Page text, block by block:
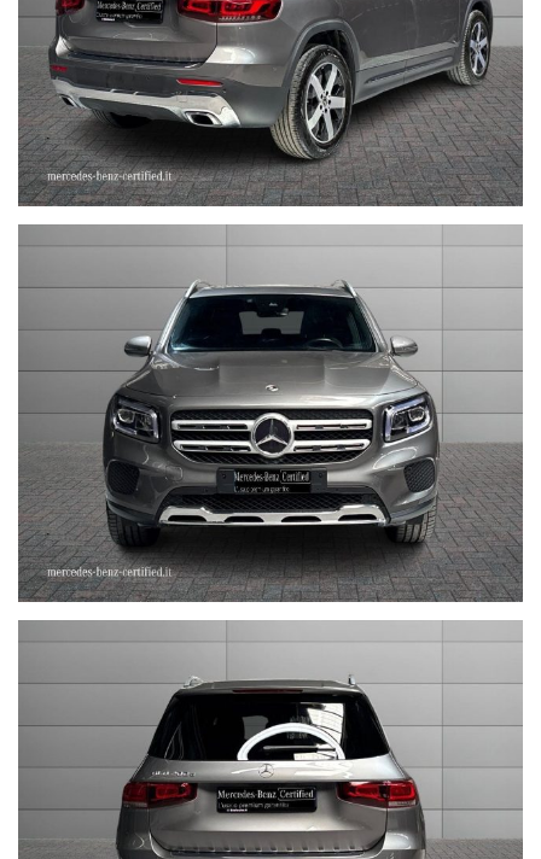
Dette informazioni che non rappresentano in alcun modo un
impegno contrattuale in quanto non ci è possibile intervenire su
eventuali errori di stampa.